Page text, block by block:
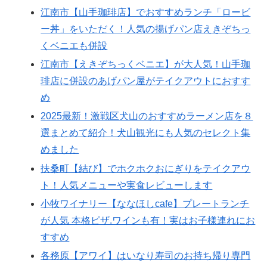
江南市【山手珈琲店】でおすすめランチ「ロービ
ー丼」をいただく！人気の揚げパン店えきぞちっ
くベニエも併設
江南市【えきぞちっくベニエ】が大人気！山手珈
琲店に併設のあげパン屋がテイクアウトにおすす
め
2025最新！激戦区犬山のおすすめラーメン店を８
選まとめて紹介！犬山観光にも人気のセレクト集
めました
扶桑町【結び】でホクホクおにぎりをテイクアウ
ト！人気メニューや実食レビューします
小牧ワイナリー【ななほしcafe】プレートランチ
が人気 本格ピザ.ワインも有！実はお子様連れにお
すすめ
各務原【アワイ】はいなり寿司のお持ち帰り専門